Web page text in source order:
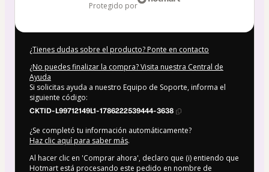
protegido por
¿Tienes dudas sobre el producto? Ponte en contacto
¿No puedes finalizar la compra? Visita nuestra Central de
Ayuda
Si solicitas ayuda a nuestro Equipo de Soporte, informa el
siguiente código:
CKTID-L99712149L1-1786222539444-3638
¿Se completó tu información automáticamente?
Haz clic aquí para saber más.
Al hacer clic en 'Comprar ahora', declaro que (i) entiendo que
Hotmart está procesando este pedido en nombre de